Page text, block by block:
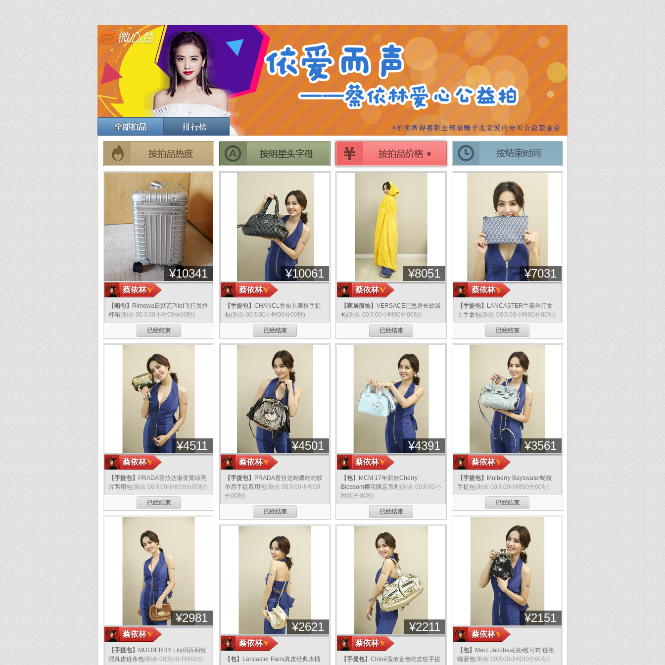
分享
¥10341
蔡依林
【箱包】
Rimowa日默瓦Pilot飞行员拉
杆箱(剩余 00天00小时00分00秒)
已经结束
分享
¥4511
蔡依林
【手提包】
PRADA普拉达渐变黄绿亮
片两用包(剩余 00天00小时00分00秒)
已经结束
¥2981
蔡依林
【手提包】
MULBERRY Lily玛百莉纹
理真皮链条包(剩余 00天00小时00分
分享
¥10061
蔡依林
【手提包】 CHANCL香奈儿菱格手提
包(剩余 00天00小时00分00秒)
已经结束
分享
¥4501
蔡依林
【手提包】
PRADA普拉达蝴蝶结蛇纹
单肩手提双用包(剩余 00天00小时00
分00秒)
已经结束
分享
¥2621
蔡依林
【包】
Lancaster Paris真皮经典水桶
分享
¥8051
蔡依林
【家居服饰】 VERSACE范思哲长款浴
袍(剩余 00天00小时00分00秒)
已经结束
分享
¥4391
蔡依林
【包】
MCM 17年新款Cherry
Blossom樱花限定系列 (剩余 00天00小
时00分00秒)
已经结束
分享
¥2211
蔡依林
【手提包】 Chloé蔻依金色蛇皮纹手提
¥7031
蔡依林
【手提包】
LANCASTER兰嘉丝汀女
士手拿包(剩余 00天00小时00分00秒)
已经结束
¥3561
蔡依林
【手提包】
Mulberry Bayswater蛇纹
手提包(剩余 00天00小时00分00秒)
已经结束
¥2151
蔡依林
【包】
Marc Jacobs马克•雅可布 链条
晚宴包(剩余 00天00小时00分00秒)